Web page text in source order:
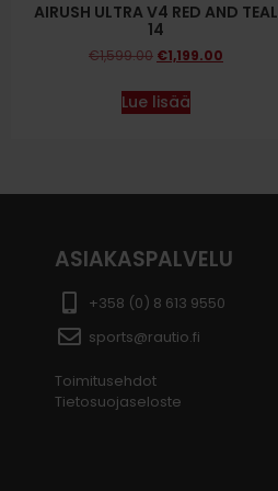
AIRUSH ULTRA V4 RED AND TEAL
14
€1,599.00 €1,199.00
Lue lisää
ASIAKASPALVELU
+358 (0) 8 613 9550
sports@rautio.fi
Toimitusehdot
Tietosuojaseloste